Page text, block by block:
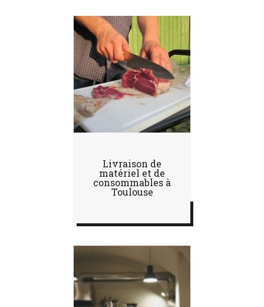
Livraison de
matériel et de
consommables à
Toulouse